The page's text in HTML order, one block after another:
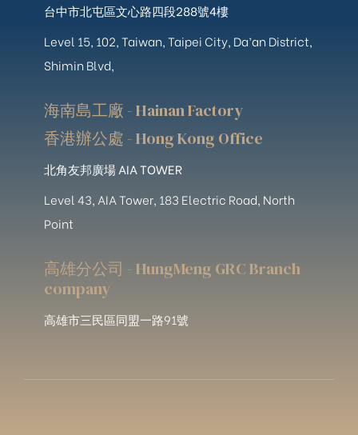
台中市北屯區文心路四段288號4樓
Level 15, 102, Taiwan, Taipei City, Da’an District,
Shimin Blvd,
海南島工廠 - Hainan Factory
香港辦公處 - Hong Kong Office
北角友邦廣場 AIA TOWER
Level 43, AIA Tower, 183 Electric Road, North
Point
高雄分公司 - HungMeng GRC Branch
company
高雄市三民區同盟一路91號